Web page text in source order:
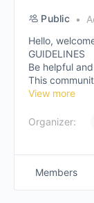
Public
Hello,
GUIDELINES
Be helpful
This
View more
Organizer:
Members